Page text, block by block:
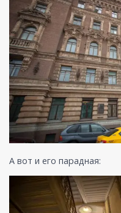
А вот и его парадная: